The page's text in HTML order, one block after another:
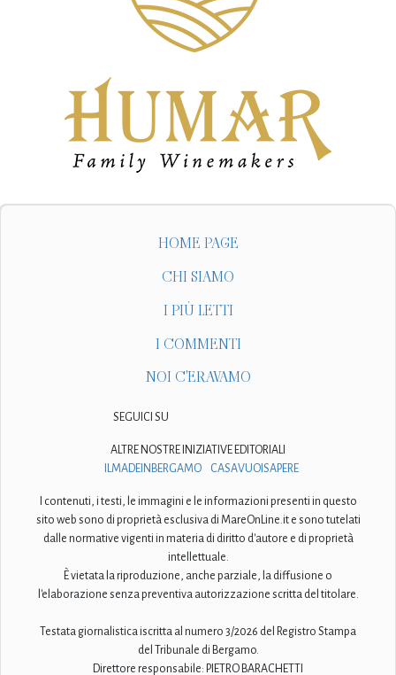
HOME PAGE
CHI SIAMO
I PIÙ LETTI
I COMMENTI
NOI C'ERAVAMO
SEGUICI SU
ALTRE NOSTRE INIZIATIVE EDITORIALI
ILMADEINBERGAMO
CASAVUOISAPERE
I contenuti, i testi, le immagini e le informazioni presenti in questo
sito web sono di proprietà esclusiva di MareOnLine.it e sono tutelati
dalle normative vigenti in materia di diritto d'autore e di proprietà
intellettuale.
È vietata la riproduzione, anche parziale, la diffusione o
l'elaborazione senza preventiva autorizzazione scritta del titolare.
Testata giornalistica iscritta al numero 3/2026 del Registro Stampa
del Tribunale di Bergamo.
Direttore responsabile: PIETRO BARACHETTI